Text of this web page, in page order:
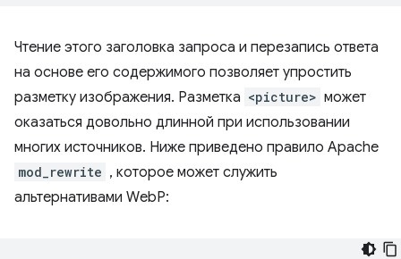
Чтение этого заголовка запроса и перезапись ответа
на основе его содержимого позволяет упростить
разметку изображения. Разметка <picture> может
оказаться довольно длинной при использовании
многих источников. Ниже приведено правило Apache
mod_rewrite , которое может служить
альтернативами WebP: